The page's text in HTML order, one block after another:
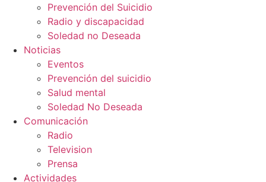
Prevención del Suicidio
Radio y discapacidad
Soledad no Deseada
Noticias
Eventos
Prevención del suicidio
Salud mental
Soledad No Deseada
Comunicación
Radio
Television
Prensa
Actividades